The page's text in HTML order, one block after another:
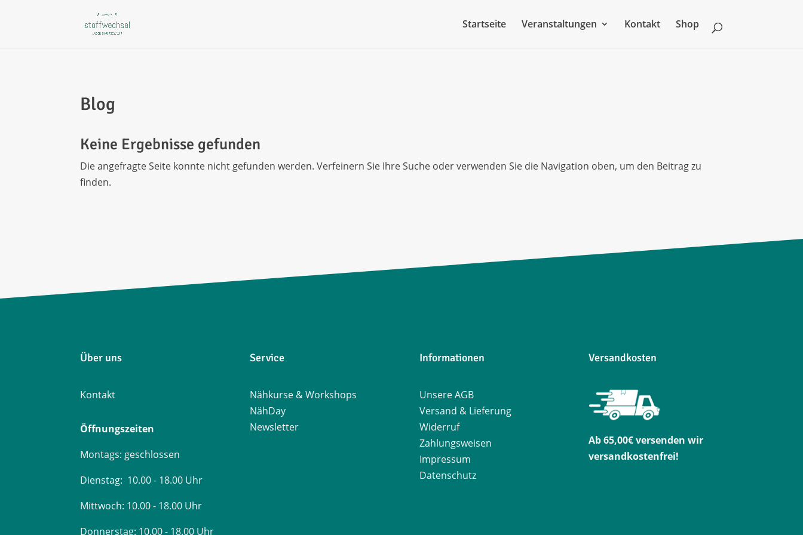
Startseite Veranstaltungen Kontakt Shop
Blog
Keine Ergebnisse gefunden
Die angefragte Seite konnte nicht gefunden werden. Verfeinern Sie Ihre Suche oder verwenden Sie die Navigation oben, um den Beitrag zu
finden.
Über uns
Kontakt
Öffnungszeiten
Montags: geschlossen
Dienstag: 10.00 - 18.00 Uhr
Mittwoch: 10.00 - 18.00 Uhr
Donnerstag: 10.00 - 18.00 Uhr
Service
Nähkurse & Workshops
NähDay
Newsletter
Informationen
Unsere AGB
Versand & Lieferung
Widerruf
Zahlungsweisen
Impressum
Datenschutz
Versandkosten
Ab 65,00€ versenden wir
versandkostenfrei!